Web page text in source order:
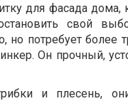
для фасада
свой
но потребует
Он прочный,
и плесень,